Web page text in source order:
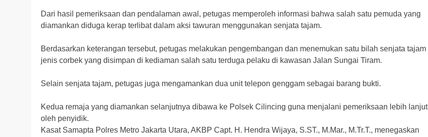
Dari hasil pemeriksaan dan pendalaman awal, petugas memperoleh informasi bahwa salah satu pemuda yang
diamankan diduga kerap terlibat dalam aksi tawuran menggunakan senjata tajam.
Berdasarkan keterangan tersebut, petugas melakukan pengembangan dan menemukan satu bilah senjata tajam
jenis corbek yang disimpan di kediaman salah satu terduga pelaku di kawasan Jalan Sungai Tiram.
Selain senjata tajam, petugas juga mengamankan dua unit telepon genggam sebagai barang bukti.
Kedua remaja yang diamankan selanjutnya dibawa ke Polsek Cilincing guna menjalani pemeriksaan lebih lanjut
oleh penyidik.
Kasat Samapta Polres Metro Jakarta Utara, AKBP Capt. H. Hendra Wijaya, S.ST., M.Mar., M.Tr.T., menegaskan